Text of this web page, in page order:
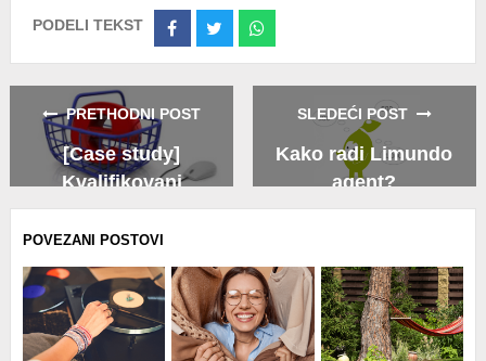
PODELI TEKST
Share
Facebook
Share
Twitter
Share
Whatsapp
PRETHODNI POST
[Case study]
Kvalifikovani
elektronski sertifikat
SLEDEĆI POST
Kako radi Limundo
agent?
POVEZANI POSTOVI